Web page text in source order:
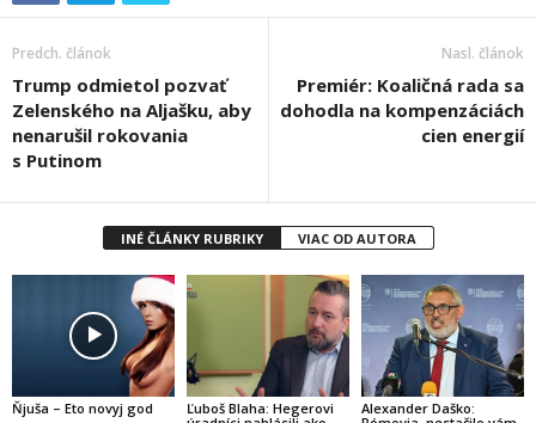
Predch. článok
Trump odmietol pozvať
Zelenského na Aljašku, aby
nenarušil rokovania
s Putinom
Nasl. článok
Premiér: Koaličná rada sa
dohodla na kompenzáciách
cien energií
INÉ ČLÁNKY RUBRIKY VIAC OD AUTORA
Ňjuša – Eto novyj god
Ľuboš Blaha: Hegerovi
Alexander Daško: